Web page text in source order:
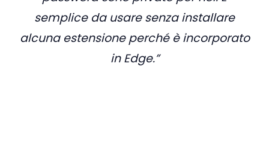
semplice da usare senza installare
alcuna estensione perché è incorporato
in Edge.”